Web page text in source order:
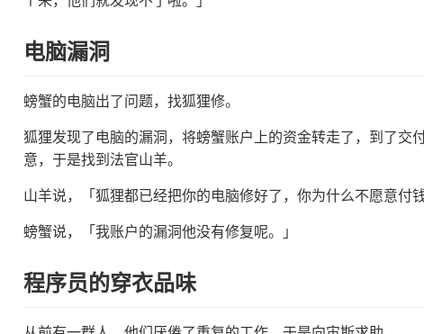
电脑漏洞
螃蟹的电脑出了问题，找狐狸修。
狐狸发现了电脑的漏洞，将螃蟹账户上的资金转走了，到了交
意，于是找到法官山羊。
山羊说，「狐狸都已经把你的电脑修好了，你为什么不愿意付钱
螃蟹说，「我账户的漏洞他没有修复呢。」
程序员的穿衣品味